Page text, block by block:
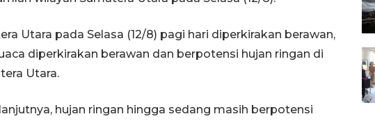
Utara pada Selasa (12/8) pagi hari diperkirakan berawan,
diperkirakan berawan dan berpotensi hujan ringan di
Utara.
hujan ringan hingga sedang masih berpotensi